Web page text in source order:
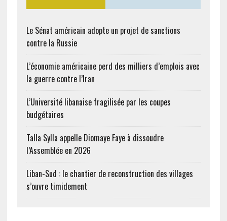
Le Sénat américain adopte un projet de sanctions
contre la Russie
L’économie américaine perd des milliers d’emplois avec
la guerre contre l’Iran
L’Université libanaise fragilisée par les coupes
budgétaires
Talla Sylla appelle Diomaye Faye à dissoudre
l’Assemblée en 2026
Liban-Sud : le chantier de reconstruction des villages
s’ouvre timidement